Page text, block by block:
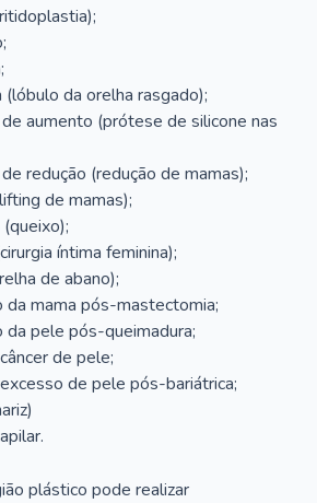
da orelha rasgado);
aumento (prótese de silicone nas
redução (redução de mamas);
de mamas);
íntima feminina);
de abano);
da mama pós-mastectomia;
da pele pós-queimadura;
de pele;
de pele pós-bariátrica;
plástico pode realizar